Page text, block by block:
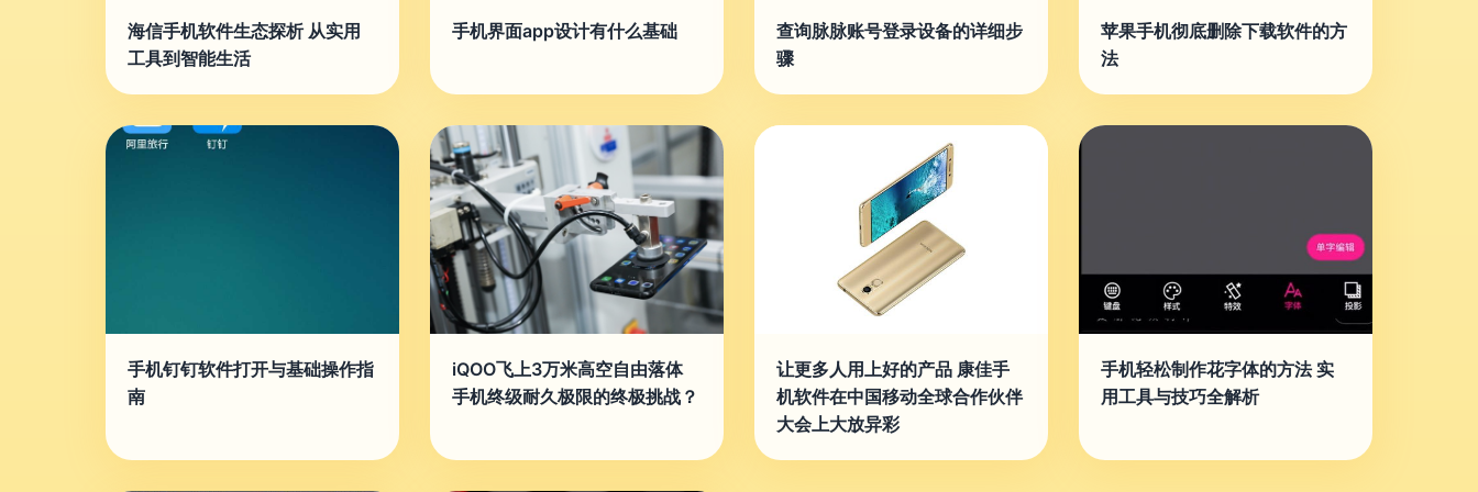
海信手机软件生态探析 从实用
工具到智能生活
手机界面app设计有什么基础
查询脉脉账号登录设备的详细步
骤
苹果手机彻底删除下载软件的方
法
手机钉钉软件打开与基础操作指
南
iQOO飞上3万米高空自由落体
手机终级耐久极限的终极挑战？
让更多人用上好的产品 康佳手
机软件在中国移动全球合作伙伴
大会上大放异彩
手机轻松制作花字体的方法 实
用工具与技巧全解析